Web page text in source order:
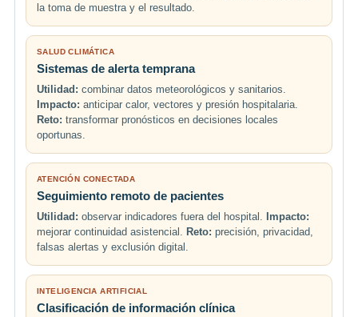
la toma de muestra y el resultado.
SALUD CLIMÁTICA
Sistemas de alerta temprana
Utilidad: combinar datos meteorológicos y sanitarios.
Impacto: anticipar calor, vectores y presión hospitalaria.
Reto: transformar pronósticos en decisiones locales
oportunas.
ATENCIÓN CONECTADA
Seguimiento remoto de pacientes
Utilidad: observar indicadores fuera del hospital. Impacto:
mejorar continuidad asistencial. Reto: precisión, privacidad,
falsas alertas y exclusión digital.
INTELIGENCIA ARTIFICIAL
Clasificación de información clínica